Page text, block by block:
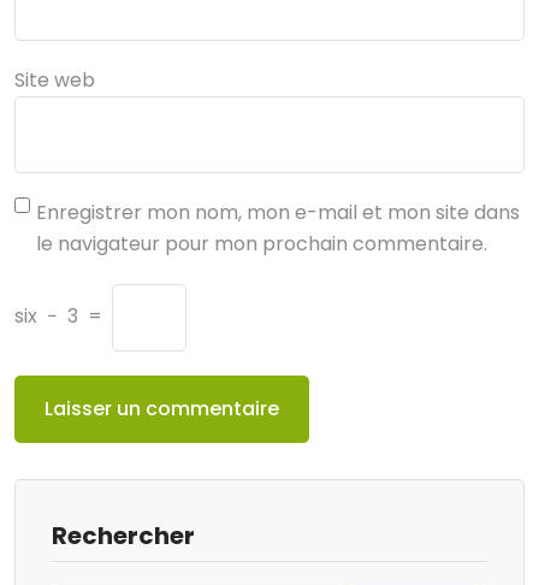
Site web
Enregistrer mon nom, mon e-mail et mon site dans
le navigateur pour mon prochain commentaire.
six − 3 =
Rechercher